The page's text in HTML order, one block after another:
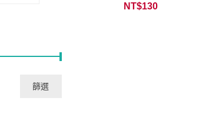
NT$130
篩選